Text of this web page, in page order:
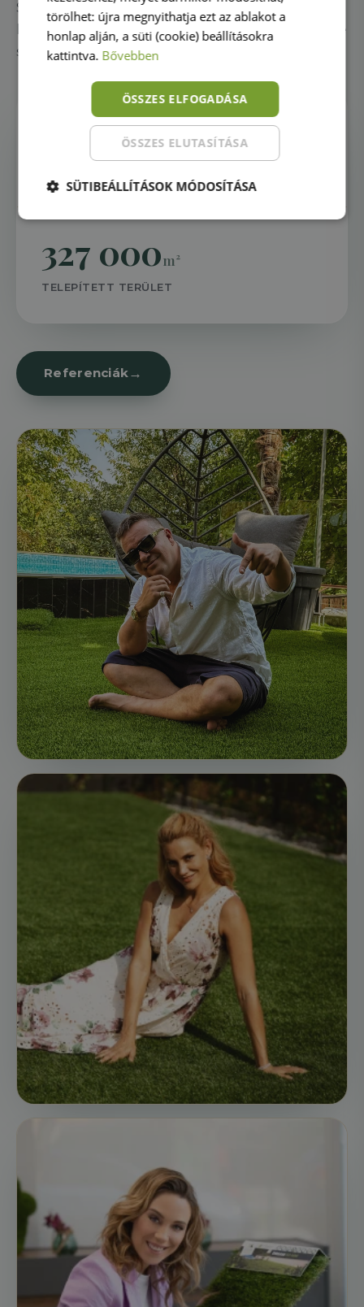
Személyes tapasztalat alapján hozhatod meg a
legjobb döntést – szakértő kollégáink személyre
szabott tanácsokkal segítenek.
4 978db
327 000m²
TELEPÍTETT TERÜLET
Referenciák
törölhet: újra megnyithatja ezt az ablakot a
honlap alján, a süti (cookie) beállításokra
kattintva. Bővebben
ÖSSZES ELFOGADÁSA
ÖSSZES ELUTASÍTÁSA
SÜTIBEÁLLÍTÁSOK MÓDOSÍTÁSA